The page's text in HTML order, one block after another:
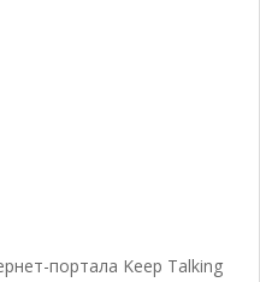
портала Keep Talking